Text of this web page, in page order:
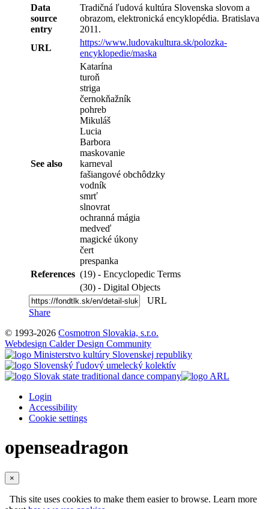
Data
source
entry
Tradičná ľudová kultúra Slovenska slovom a
obrazom, elektronická encyklopédia. Bratislava
2011.
URL
https://www.ludovakultura.sk/polozka-
encyklopedie/maska
See also
Katarína
turoň
striga
černokňažník
pohreb
Mikuláš
Lucia
Barbora
maskovanie
karneval
fašiangové obchôdzky
vodník
smrť
slnovrat
ochranná mágia
medveď
magické úkony
čert
prespanka
References (19) - Encyclopedic Terms
(30) - Digital Objects
URL
Share
© 1993-2026 Cosmotron Slovakia, s.r.o.
Webdesign Calder Design Community
Login
Accessibility
Cookie settings
openseadragon
×
This site uses cookies to make them easier to browse. Learn more